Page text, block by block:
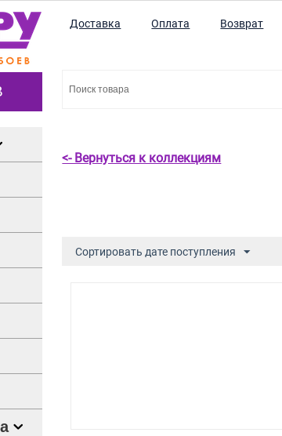
Доставка Оплата Возврат
<- Вернуться к коллекциям
Сортировать дате поступления